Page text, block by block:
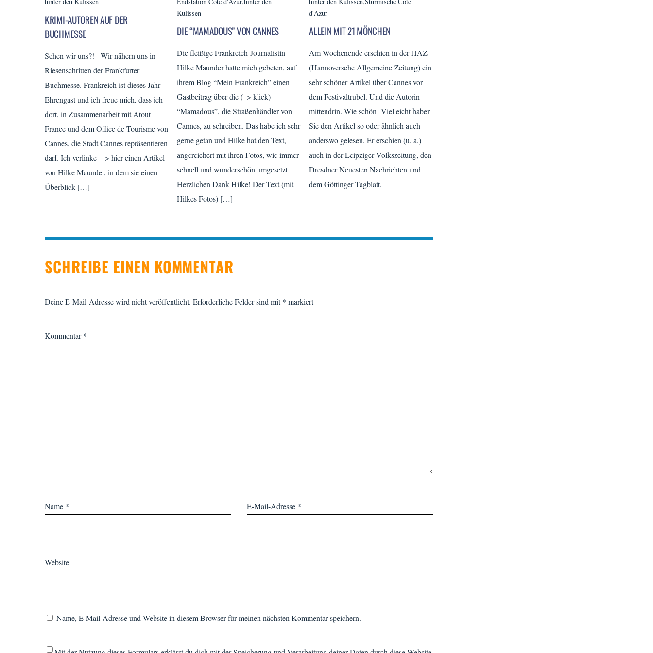
KRIMI-AUTOREN AUF DER
BUCHMESSE
Sehen wir uns?! Wir nähern uns in
Riesenschritten der Frankfurter
Buchmesse. Frankreich ist dieses Jahr
Ehrengast und ich freue mich, dass ich
dort, in Zusammenarbeit mit Atout
France und dem Office de Tourisme von
Cannes, die Stadt Cannes repräsentieren
darf. Ich verlinke –> hier einen Artikel
von Hilke Maunder, in dem sie einen
Überblick […]
Kulissen
DIE “MAMADOUS” VON CANNES
Die fleißige Frankreich-Journalistin
Hilke Maunder hatte mich gebeten, auf
ihrem Blog “Mein Frankreich” einen
Gastbeitrag über die (–> klick)
“Mamadous”, die Straßenhändler von
Cannes, zu schreiben. Das habe ich sehr
gerne getan und Hilke hat den Text,
angereichert mit ihren Fotos, wie immer
schnell und wunderschön umgesetzt.
Herzlichen Dank Hilke! Der Text (mit
Hilkes Fotos) […]
d'Azur
ALLEIN MIT 21 MÖNCHEN
Am Wochenende erschien in der HAZ
(Hannoversche Allgemeine Zeitung) ein
sehr schöner Artikel über Cannes vor
dem Festivaltrubel. Und die Autorin
mittendrin. Wie schön! Vielleicht haben
Sie den Artikel so oder ähnlich auch
anderswo gelesen. Er erschien (u. a.)
auch in der Leipziger Volkszeitung, den
Dresdner Neuesten Nachrichten und
dem Göttinger Tagblatt.
SCHREIBE EINEN KOMMENTAR
Deine E-Mail-Adresse wird nicht veröffentlicht. Erforderliche Felder sind mit* markiert
Kommentar*
Name * E-Mail-Adresse *
Website
Name, E-Mail-Adresse und Website in diesem Browser für meinen nächsten Kommentar speichern.